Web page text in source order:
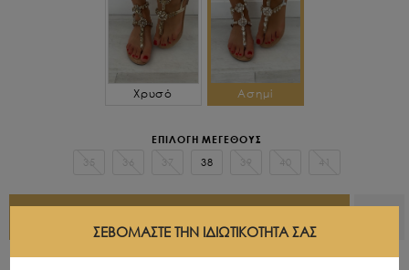
Χρυσό Ασημί
ΕΠΙΛΟΓΗ ΜΕΓΕΘΟΥΣ
35
36 37 38 39 40 41
ΣΕΒΌΜΑΣΤΕ ΤΗΝ ΙΔΙΩΤΙΚΌΤΗΤΆ ΣΑΣ